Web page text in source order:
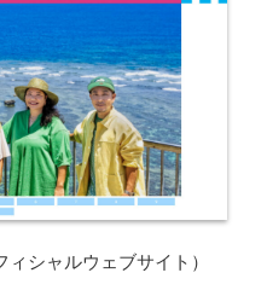
シャルウェブサイト）